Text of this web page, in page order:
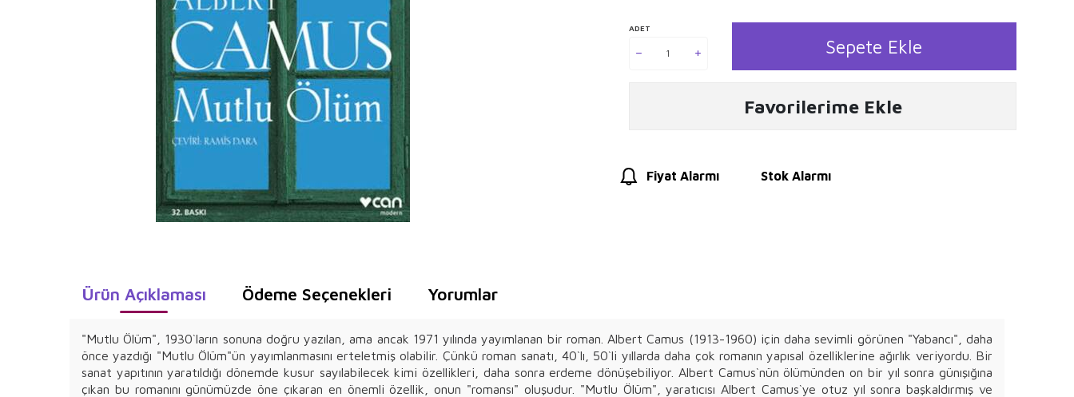
ADET
Sepete Ekle
Favorilerime Ekle
Fiyat Alarmı Stok Alarmı
Ürün Açıklaması Ödeme Seçenekleri Yorumlar
"Mutlu Ölüm", 1930`ların sonuna doğru yazılan, ama ancak 1971 yılında yayımlanan bir roman. Albert Camus (1913-1960) için daha sevimli görünen "Yabancı", daha
önce yazdığı "Mutlu Ölüm"ün yayımlanmasını erteletmiş olabilir. Çünkü roman sanatı, 40`lı, 50`li yıllarda daha çok romanın yapısal özelliklerine ağırlık veriyordu. Bir
sanat yapıtının yaratıldığı dönemde kusur sayılabilecek kimi özellikleri, daha sonra erdeme dönüşebiliyor. Albert Camus`nün ölümünden on bir yıl sonra günışığına
çıkan bu romanını günümüzde öne çıkaran en önemli özellik, onun "romansı" oluşudur. "Mutlu Ölüm", yaratıcısı Albert Camus`ye otuz yıl sonra başkaldırmış ve